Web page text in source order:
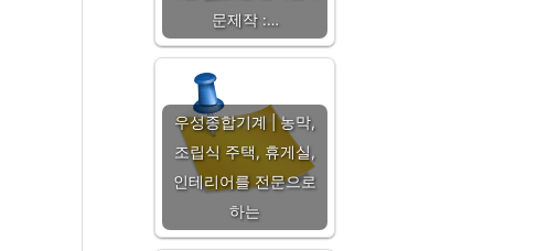
문제작 :…
우성종합기계 | 농막,
조립식 주택, 휴게실,
인테리어를 전문으로
하는